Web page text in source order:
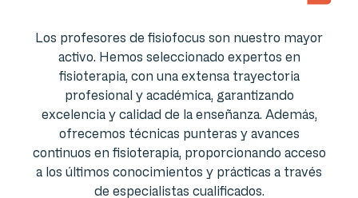
Los profesores de fisiofocus son nuestro mayor
activo. Hemos seleccionado expertos en
fisioterapia, con una extensa trayectoria
profesional y académica, garantizando
excelencia y calidad de la enseñanza. Además,
ofrecemos técnicas punteras y avances
continuos en fisioterapia, proporcionando acceso
a los últimos conocimientos y prácticas a través
de especialistas cualificados.